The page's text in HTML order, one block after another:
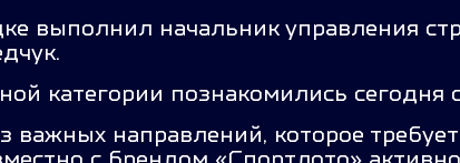
выполнил начальник управления
категории познакомились сегодня
направлений, которое